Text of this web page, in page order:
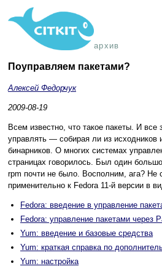
архив
Поуправляем пакетами?
Алексей Федорчук
2009-08-19
Всем известно, что такое пакеты. И все
управлять — собирая ли из исходников
бинарников. О многих системах
страницах говорилось. Был один
rpm почти не было. Восполним, ага? Не
применительно к Fedora 11-й версии в
Fedora: введение в управление
Fedora: управление пакетами через
Yum: введение и базовые средства
Yum: краткая справка по
Yum: настройка